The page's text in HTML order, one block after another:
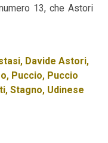
13, che Astori
, Davide Astori,
, Puccio, Puccio
, Stagno, Udinese